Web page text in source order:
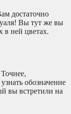
достаточно
Вы тут же вы
в ней цветах.
обозначение
вы встретили на